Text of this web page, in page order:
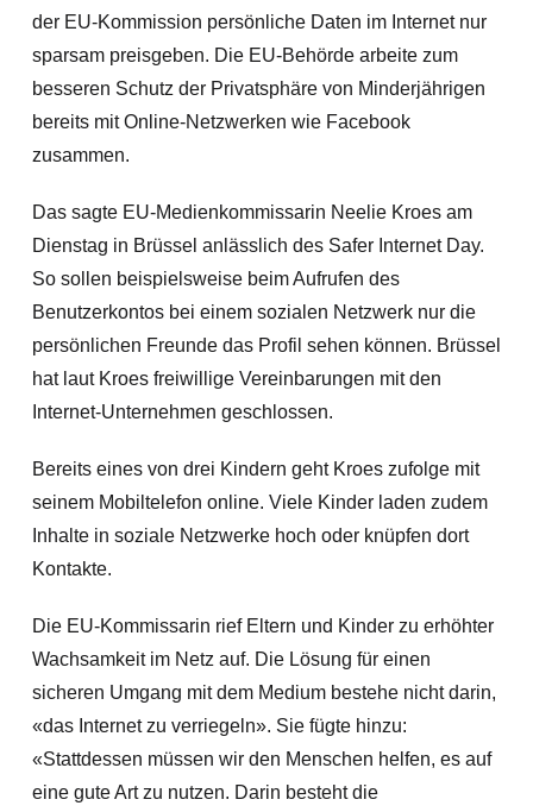
der EU-Kommission persönliche Daten im Internet nur
sparsam preisgeben. Die EU-Behörde arbeite zum
besseren Schutz der Privatsphäre von Minderjährigen
bereits mit Online-Netzwerken wie Facebook
zusammen.
Das sagte EU-Medienkommissarin Neelie Kroes am
Dienstag in Brüssel anlässlich des Safer Internet Day.
So sollen beispielsweise beim Aufrufen des
Benutzerkontos bei einem sozialen Netzwerk nur die
persönlichen Freunde das Profil sehen können. Brüssel
hat laut Kroes freiwillige Vereinbarungen mit den
Internet-Unternehmen geschlossen.
Bereits eines von drei Kindern geht Kroes zufolge mit
seinem Mobiltelefon online. Viele Kinder laden zudem
Inhalte in soziale Netzwerke hoch oder knüpfen dort
Kontakte.
Die EU-Kommissarin rief Eltern und Kinder zu erhöhter
Wachsamkeit im Netz auf. Die Lösung für einen
sicheren Umgang mit dem Medium bestehe nicht darin,
«das Internet zu verriegeln». Sie fügte hinzu:
«Stattdessen müssen wir den Menschen helfen, es auf
eine gute Art zu nutzen. Darin besteht die